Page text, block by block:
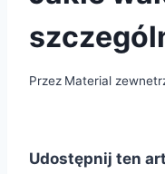
Przez Material
Udostępnij ten